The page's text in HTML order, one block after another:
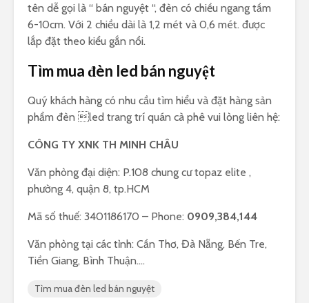
tên dễ gọi là “ bán nguyệt “, đèn có chiều ngang tầm
6-10cm. Với 2 chiều dài là 1,2 mét và 0,6 mét. được
lắp đặt theo kiểu gắn nổi.
Tìm mua đèn led bán nguyệt
Quý khách hàng có nhu cầu tìm hiểu và đặt hàng sản
phẩm đèn led trang trí quán cà phê vui lòng liên hệ:
CÔNG TY XNK TH MINH CHÂU
Văn phòng đại diện: P.108 chung cư topaz elite ,
phường 4, quận 8, tp.HCM
Mã số thuế: 3401186170 – Phone: 0909,384,144
Văn phòng tại các tỉnh: Cần Thơ, Đà Nẵng, Bến Tre,
Tiền Giang, Bình Thuận….
Tìm mua đèn led bán nguyệt